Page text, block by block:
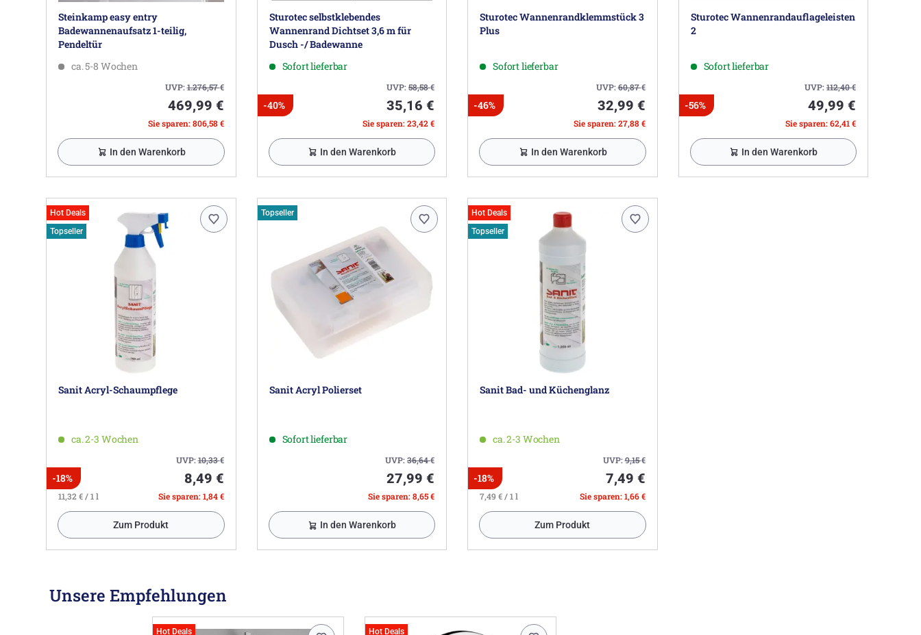
Steinkamp easy entry
Badewannenaufsatz 1-teilig,
Pendeltür
ca. 5-8 Wochen
UVP:1.276,57€
469,99 €
Sie sparen: 806,58 €
In den Warenkorb
Sturotec selbstklebendes
Wannenrand Dichtset 3,6 m für
Dusch -/ Badewanne
Sofort lieferbar
UVP:58,58€
-40% 35,16 €
Sie sparen: 23,42 €
In den Warenkorb
Sturotec Wannenrandklemmstück 3
Plus
Sofort lieferbar
UVP:60,87€
-46% 32,99 €
Sie sparen: 27,88 €
In den Warenkorb
Sturotec Wannenrandauflageleisten
2
Sofort lieferbar
UVP:112,40€
-56% 49,99 €
Sie sparen: 62,41 €
In den Warenkorb
Hot Deals
Topseller
Sanit Acryl-Schaumpflege
ca. 2-3 Wochen
UVP:10,33€
-18% 8,49 €
11,32 € / 1 l Sie sparen: 1,84 €
Zum Produkt
Topseller
Sanit Acryl Polierset
Sofort lieferbar
UVP:36,64€
27,99 €
Sie sparen: 8,65 €
In den Warenkorb
Hot Deals
Topseller
Sanit Bad- und Küchenglanz
ca. 2-3 Wochen
UVP:9,15€
-18% 7,49 €
7,49 € / 1 l Sie sparen: 1,66 €
Zum Produkt
Unsere Empfehlungen
Hot Deals
Hot Deals